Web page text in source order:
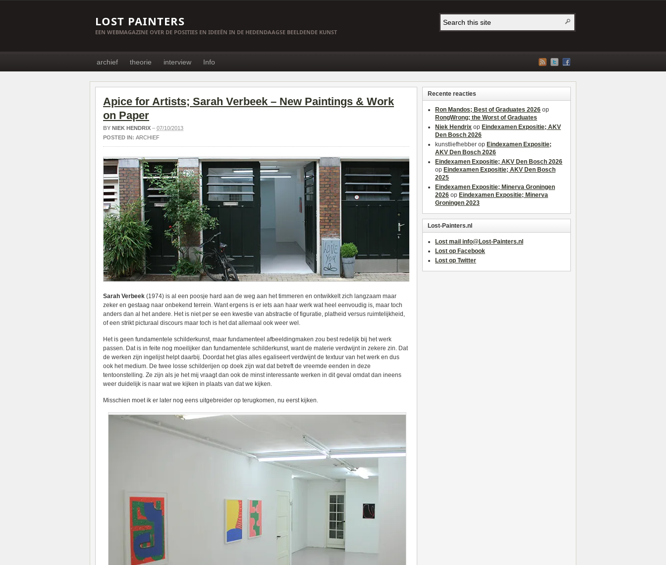
LOST PAINTERS
EEN WEBMAGAZINE OVER DE POSITIES EN IDEEËN IN DE HEDENDAAGSE BEELDENDE KUNST
archief theorie interview Info
Apice for Artists; Sarah Verbeek – New Paintings & Work
on Paper
BY NIEK HENDRIX – 07/10/2013
POSTED IN: ARCHIEF
Sarah Verbeek (1974) is al een poosje hard aan de weg aan het timmeren en ontwikkelt zich langzaam maar
zeker en gestaag naar onbekend terrein. Want ergens is er iets aan haar werk wat heel eenvoudig is, maar toch
anders dan al het andere. Het is niet per se een kwestie van abstractie of figuratie, platheid versus ruimtelijkheid,
of een strikt picturaal discours maar toch is het dat allemaal ook weer wel.
Het is geen fundamentele schilderkunst, maar fundamenteel afbeeldingmaken zou best redelijk bij het werk
passen. Dat is in feite nog moeilijker dan fundamentele schilderkunst, want de materie verdwijnt in zekere zin. Dat
de werken zijn ingelijst helpt daarbij. Doordat het glas alles egaliseert verdwijnt de textuur van het werk en dus
ook het medium. De twee losse schilderijen op doek zijn wat dat betreft de vreemde eenden in deze
tentoonstelling. Ze zijn als je het mij vraagt dan ook de minst interessante werken in dit geval omdat dan ineens
weer duidelijk is naar wat we kijken in plaats van dat we kijken.
Misschien moet ik er later nog eens uitgebreider op terugkomen, nu eerst kijken.
Recente reacties
Ron Mandos; Best of Graduates 2026 op
RongWrong; the Worst of Graduates
Niek Hendrix op Eindexamen Expositie; AKV
Den Bosch 2026
kunstliefhebber op Eindexamen Expositie;
AKV Den Bosch 2026
Eindexamen Expositie; AKV Den Bosch 2026
op Eindexamen Expositie; AKV Den Bosch
2025
Eindexamen Expositie; Minerva Groningen
2026 op Eindexamen Expositie; Minerva
Groningen 2023
Lost-Painters.nl
Lost mail info@Lost-Painters.nl
Lost op Facebook
Lost op Twitter